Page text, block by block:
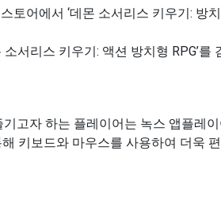
토어에서 ‘데몬 소서리스 키우기: 방
소서리스 키우기: 액션 방치형 RPG’
고자 하는 플레이어는 녹스 앱플레
키보드와 마우스를 사용하여 더욱